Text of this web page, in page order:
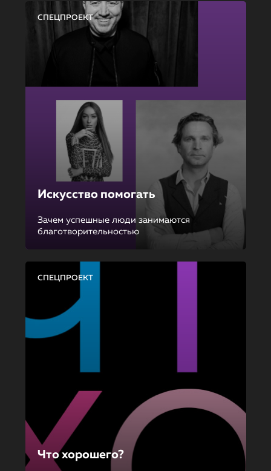
СПЕЦПРОЕКТ
Искусство помогать
Зачем успешные люди занимаются
благотворительностью
СПЕЦПРОЕКТ
Что хорошего?